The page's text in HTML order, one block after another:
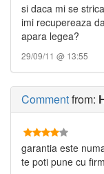
si daca mi se
imi recupereaza
apara legea?
29/09/11 @ 13:55
Commentfrom:
garantia este
te poti pune cu